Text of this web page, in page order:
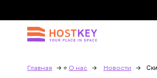
Главная О нас Новости